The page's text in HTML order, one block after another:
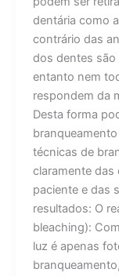
dentária como
contrário das
dos dentes são
entanto nem
respondem da
Desta forma
técnicas de
claramente das
paciente e das
resultados: O
bleaching):
luz é apenas